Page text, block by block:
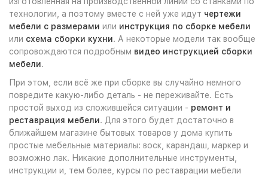
технологии, а поэтому вместе с ней уже идут чертежи
мебели с размерами или инструкция по сборке мебели
или схема сборки кухни. А некоторые модели так вообще
сопровождаются подробным видео инструкцией сборки
мебели.
При этом, если всё же при сборке вы случайно немного
повредите какую-либо деталь - не переживайте. Есть
простой выход из сложившейся ситуации - ремонт и
реставрация мебели. Для этого будет достаточно в
ближайшем магазине бытовых товаров у дома купить
простые мебельные материалы: воск, карандаш, маркер и
возможно лак. Никакие дополнительные инструменты,
инструкции и, тем более, курсы по реставрации мебели